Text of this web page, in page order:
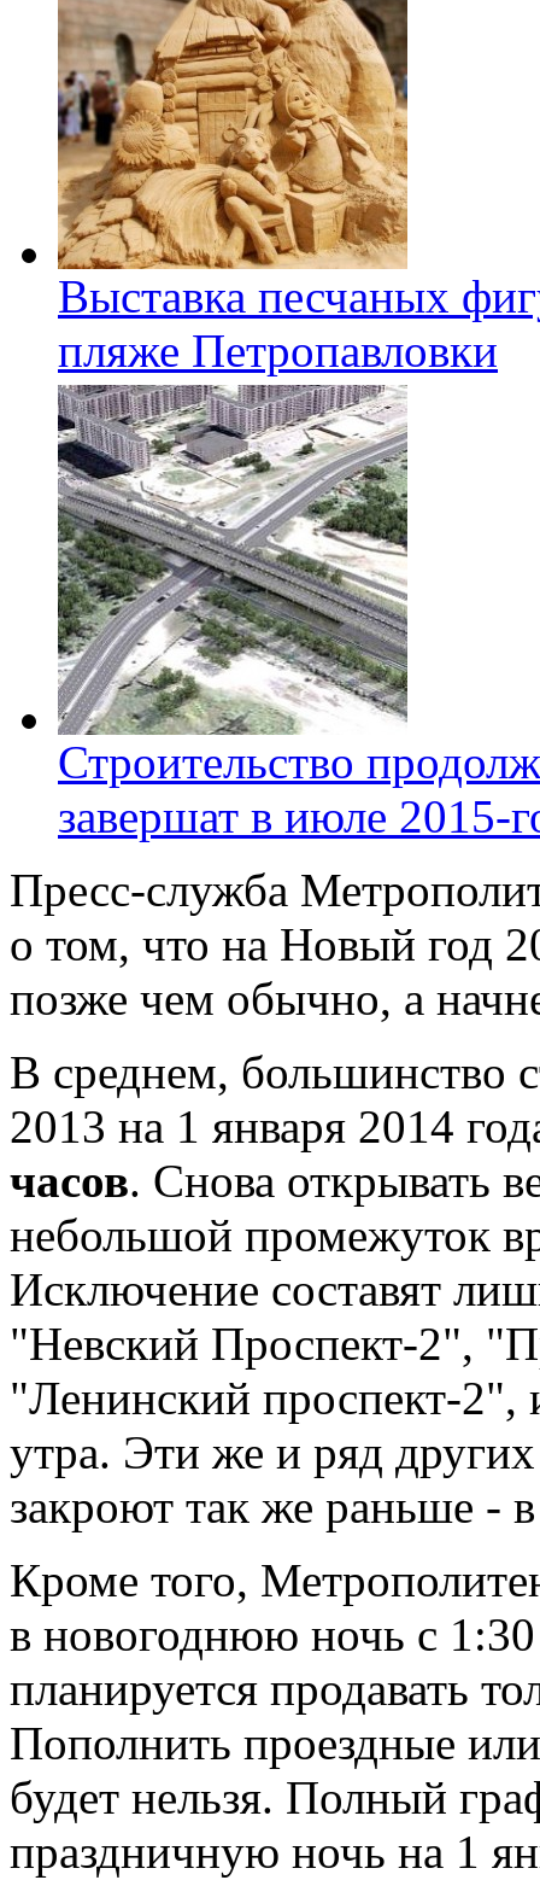
Выставка песчаных
пляже Петропавловки
Строительство
завершат в июле 2015-
Пресс-служба
о том, что на Новый год
позже чем обычно, а
В среднем, большинство
2013 на 1 января 2014
часов. Снова открывать
небольшой промежуток
Исключение составят
"Невский Проспект-2",
"Ленинский проспект-2",
утра. Эти же и ряд
закроют так же раньше -
Кроме того,
в новогоднюю ночь с
планируется продавать
Пополнить проездные
будет нельзя. Полный
праздничную ночь на 1